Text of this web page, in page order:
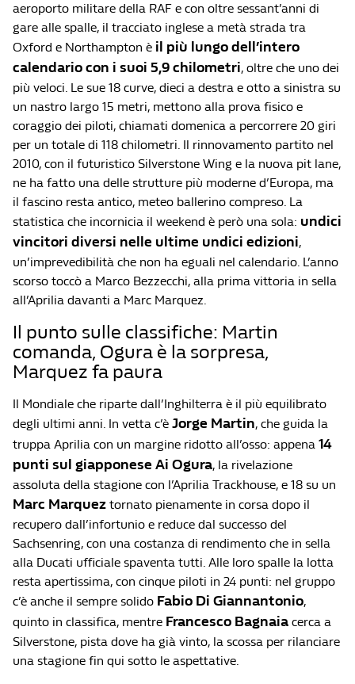
aeroporto militare della RAF e con oltre sessant’anni di
gare alle spalle, il tracciato inglese a metà strada tra
Oxford e Northampton è il più lungo dell’intero
calendario con i suoi 5,9 chilometri, oltre che uno dei
più veloci. Le sue 18 curve, dieci a destra e otto a sinistra su
un nastro largo 15 metri, mettono alla prova fisico e
coraggio dei piloti, chiamati domenica a percorrere 20 giri
per un totale di 118 chilometri. Il rinnovamento partito nel
2010, con il futuristico Silverstone Wing e la nuova pit lane,
ne ha fatto una delle strutture più moderne d’Europa, ma
il fascino resta antico, meteo ballerino compreso. La
statistica che incornicia il weekend è però una sola: undici
vincitori diversi nelle ultime undici edizioni,
un’imprevedibilità che non ha eguali nel calendario. L’anno
scorso toccò a Marco Bezzecchi, alla prima vittoria in sella
all’Aprilia davanti a Marc Marquez.
Il punto sulle classifiche: Martin
comanda, Ogura è la sorpresa,
Marquez fa paura
Il Mondiale che riparte dall’Inghilterra è il più equilibrato
degli ultimi anni. In vetta c’è Jorge Martin, che guida la
truppa Aprilia con un margine ridotto all’osso: appena 14
punti sul giapponese Ai Ogura, la rivelazione
assoluta della stagione con l’Aprilia Trackhouse, e 18 su un
Marc Marquez tornato pienamente in corsa dopo il
recupero dall’infortunio e reduce dal successo del
Sachsenring, con una costanza di rendimento che in sella
alla Ducati ufficiale spaventa tutti. Alle loro spalle la lotta
resta apertissima, con cinque piloti in 24 punti: nel gruppo
c’è anche il sempre solido Fabio Di Giannantonio,
quinto in classifica, mentre Francesco Bagnaia cerca a
Silverstone, pista dove ha già vinto, la scossa per rilanciare
una stagione fin qui sotto le aspettative.